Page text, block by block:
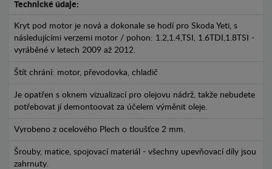
Technické údaje:
Kryt pod motor je nová a dokonale se hodí pro Skoda Yeti, s
následujícími verzemi motor / pohon: 1.2,1.4,TSI, 1.6TDI,1.8TSI -
vyráběné v letech 2009 až 2012.
Štít chrání: motor, převodovka, chladič
Je opatřen s oknem vizualizací pro olejovu nádrž, takže nebudete
potřebovat jí demontoovat za účelem výměnit oleje.
Vyrobeno z ocelového Plech o tloušťce 2 mm.
Šrouby, matice, spojovací materiál - všechny upevňovací díly jsou
zahrnuty.